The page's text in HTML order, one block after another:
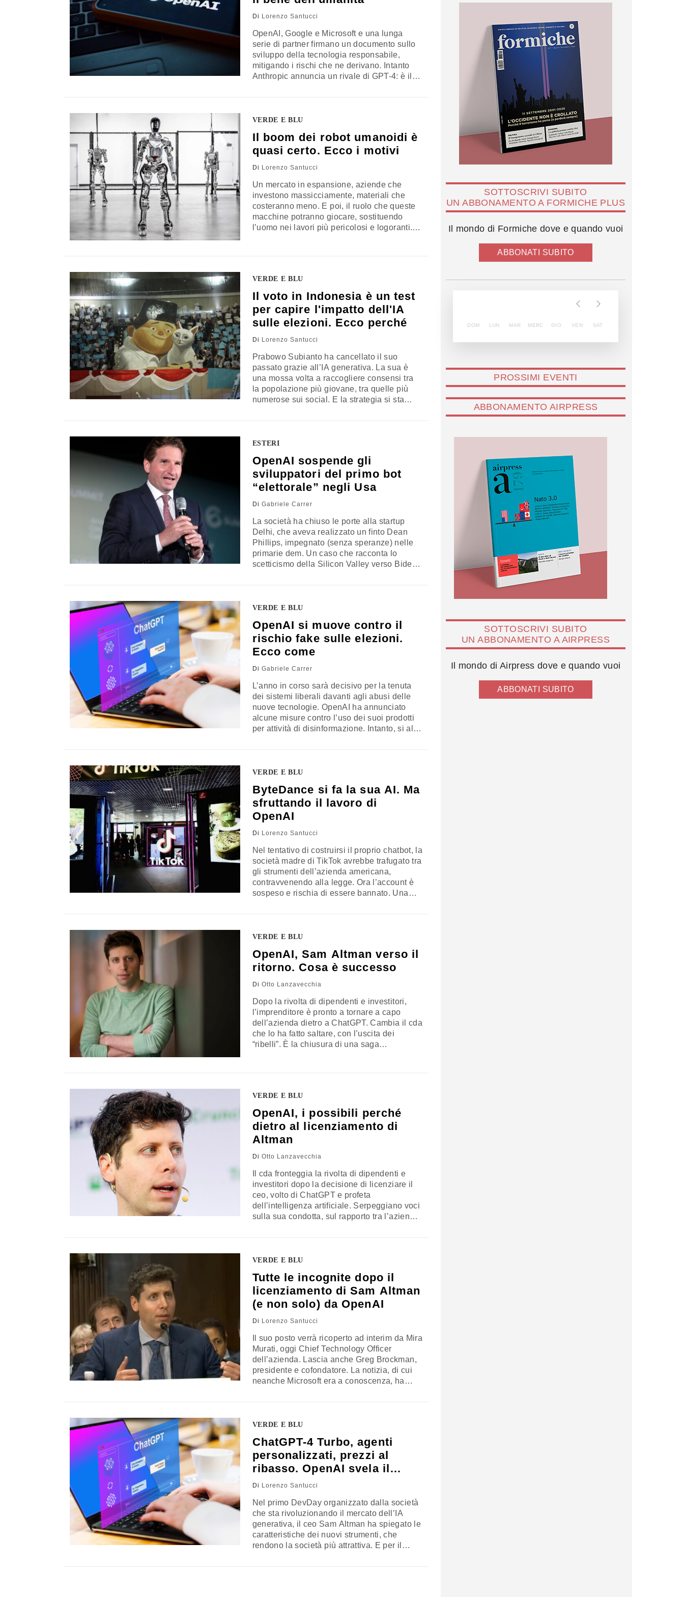
Di Lorenzo Santucci
OpenAI, Google e Microsoft e una lunga
serie di partner firmano un documento sullo
sviluppo della tecnologia responsabile,
mitigando i rischi che ne derivano. Intanto
Anthropic annuncia un rivale di GPT-4: è il
VERDE E BLU
Il boom dei robot umanoidi è
quasi certo. Ecco i motivi
Di Lorenzo Santucci
Un mercato in espansione, aziende che
investono massicciamente, materiali che
costeranno meno. E poi, il ruolo che queste
macchine potranno giocare, sostituendo
l’uomo nei lavori più pericolosi e logoranti. Il
VERDE E BLU
Il voto in Indonesia è un test
per capire l'impatto dell'IA
sulle elezioni. Ecco perché
Di Lorenzo Santucci
Prabowo Subianto ha cancellato il suo
passato grazie all’IA generativa. La sua è
una mossa volta a raccogliere consensi tra
la popolazione più giovane, tra quelle più
numerose sui social. E la strategia si sta
al mondo farà da scuola ai paesi che
ESTERI
OpenAI sospende gli
sviluppatori del primo bot
“elettorale” negli Usa
Di Gabriele Carrer
La società ha chiuso le porte alla startup
Delhi, che aveva realizzato un finto Dean
Phillips, impegnato (senza speranze) nelle
primarie dem. Un caso che racconta lo
scetticismo della Silicon Valley verso Biden
VERDE E BLU
OpenAI si muove contro il
rischio fake sulle elezioni.
Ecco come
Di Gabriele Carrer
L’anno in corso sarà decisivo per la tenuta
dei sistemi liberali davanti agli abusi delle
nuove tecnologie. OpenAI ha annunciato
alcune misure contro l’uso dei suoi prodotti
per attività di disinformazione. Intanto, si alza
VERDE E BLU
ByteDance si fa la sua AI. Ma
sfruttando il lavoro di
OpenAI
Di Lorenzo Santucci
Nel tentativo di costruirsi il proprio chatbot, la
società madre di TikTok avrebbe trafugato tra
gli strumenti dell’azienda americana,
contravvenendo alla legge. Ora l’account è
sospeso e rischia di essere bannato. Una
sicurezza
VERDE E BLU
OpenAI, Sam Altman verso il
ritorno. Cosa è successo
Di Otto Lanzavecchia
Dopo la rivolta di dipendenti e investitori,
l’imprenditore è pronto a tornare a capo
dell’azienda dietro a ChatGPT. Cambia il cda
che lo ha fatto saltare, con l’uscita dei
“ribelli”. È la chiusura di una saga
VERDE E BLU
OpenAI, i possibili perché
dietro al licenziamento di
Altman
Di Otto Lanzavecchia
Il cda fronteggia la rivolta di dipendenti e
investitori dopo la decisione di licenziare il
ceo, volto di ChatGPT e profeta
dell’intelligenza artificiale. Serpeggiano voci
sulla sua condotta, sul rapporto tra l’azienda
VERDE E BLU
Tutte le incognite dopo il
licenziamento di Sam Altman
(e non solo) da OpenAI
Di Lorenzo Santucci
Il suo posto verrà ricoperto ad interim da Mira
Murati, oggi Chief Technology Officer
dell’azienda. Lascia anche Greg Brockman,
presidente e cofondatore. La notizia, di cui
neanche Microsoft era a conoscenza, ha
VERDE E BLU
ChatGPT-4 Turbo, agenti
personalizzati, prezzi al
ribasso. OpenAI svela il
futuro agli sviluppatori
Di Lorenzo Santucci
Nel primo DevDay organizzato dalla società
che sta rivoluzionando il mercato dell’IA
generativa, il ceo Sam Altman ha spiegato le
caratteristiche dei nuovi strumenti, che
rendono la società più attrattiva. E per il
SOTTOSCRIVI SUBITO
UN ABBONAMENTO A FORMICHE PLUS
Il mondo di Formiche dove e quando vuoi
ABBONATI SUBITO
DOM LUN MAR MERC GIO VEN SAT
PROSSIMI EVENTI
ABBONAMENTO AIRPRESS
SOTTOSCRIVI SUBITO
UN ABBONAMENTO A AIRPRESS
Il mondo di Airpress dove e quando vuoi
ABBONATI SUBITO